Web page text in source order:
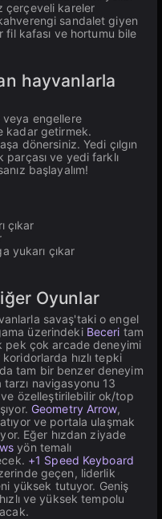
çerçeveli kareler
sandalet giyen
kafası ve hortumu bile
hayvanlarla
veya engellere
kadar getirmek.
dönersiniz. Yedi çılgın
ve yedi farklı
başlayalım!
çıkar
yukarı çıkar
Oyunlar
savaş'taki o engel
üzerindeki Beceri tam
pek çok arcade deneyimi
hızlı tepki
tam bir benzer deneyim
tarzı navigasyonu 13
özelleştirilebilir ok/top
Geometry Arrow,
ve portala ulaşmak
Eğer hızdan ziyade
yön temalı
+1 Speed Keyboard
geçen, liderlik
yüksek tutuyor. Geniş
ve yüksek tempolu